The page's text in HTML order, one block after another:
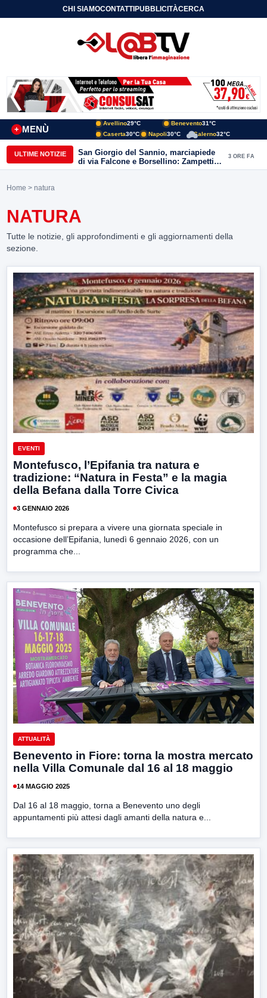
CHI SIAMOCONTATTIPUBBLICITÀCERCA
MENÙ
+
Avellino29°C Benevento31°C
Caserta30°C Napoli30°C Salerno32°C
ULTIME NOTIZIE
San Giorgio del Sannio, marciapiede
di via Falcone e Borsellino: Zampetti e
Lombardi replicano alle polemiche
3 ORE FA
Home > natura
NATURA
Tutte le notizie, gli approfondimenti e gli aggiornamenti della
sezione.
EVENTI
Montefusco, l’Epifania tra natura e
tradizione: “Natura in Festa” e la magia
della Befana dalla Torre Civica
3 GENNAIO 2026
Montefusco si prepara a vivere una giornata speciale in
occasione dell’Epifania, lunedì 6 gennaio 2026, con un
programma che...
ATTUALITÀ
Benevento in Fiore: torna la mostra mercato
nella Villa Comunale dal 16 al 18 maggio
14 MAGGIO 2025
Dal 16 al 18 maggio, torna a Benevento uno degli
appuntamenti più attesi dagli amanti della natura e...